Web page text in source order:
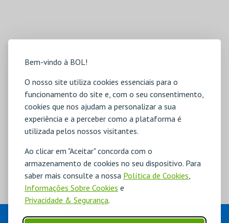
Bem-vindo à BOL!
O nosso site utiliza cookies essenciais para o
funcionamento do site e, com o seu consentimento,
cookies que nos ajudam a personalizar a sua
experiência e a perceber como a plataforma é
utilizada pelos nossos visitantes.
Ao clicar em "Aceitar" concorda com o
armazenamento de cookies no seu dispositivo. Para
saber mais consulte a nossa Política de Cookies,
Informações Sobre Cookies e
Privacidade & Segurança.
EVENTOS